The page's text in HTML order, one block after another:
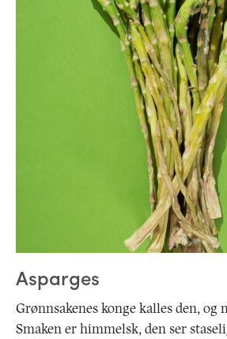
Asparges
Grønnsakenes konge kalles den, og
Smaken er himmelsk, den ser